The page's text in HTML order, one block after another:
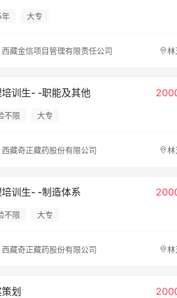
大专
西藏金信项目管理有限责任公司 林
培训生- -职能及其他
不限 大专
西藏奇正藏药股份有限公司 林
培训生- -制造体系
不限 大专
西藏奇正藏药股份有限公司 林
划